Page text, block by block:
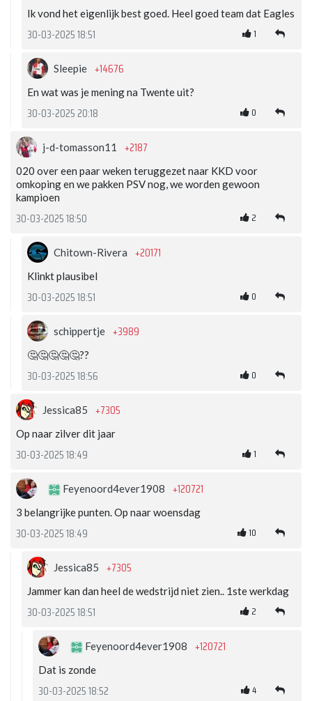
Ik vond het eigenlijk best goed. Heel goed team dat Eagles
30-03-2025 18:51 1
Sleepie +14676
En wat was je mening na Twente uit?
30-03-2025 20:18 0
j-d-tomasson11 +2187
020 over een paar weken teruggezet naar KKD voor
omkoping en we pakken PSV nog, we worden gewoon
kampioen
30-03-2025 18:50 2
Chitown-Rivera +20171
Klinkt plausibel
30-03-2025 18:51 0
schippertje +3989
🤔🤔🤔🤔🤔??
30-03-2025 18:56 0
Jessica85 +7305
Op naar zilver dit jaar
30-03-2025 18:49 1
Feyenoord4ever1908 +120721
3 belangrijke punten. Op naar woensdag
30-03-2025 18:49 10
Jessica85 +7305
Jammer kan dan heel de wedstrijd niet zien.. 1ste werkdag
30-03-2025 18:51 2
Feyenoord4ever1908 +120721
Dat is zonde
30-03-2025 18:52 4